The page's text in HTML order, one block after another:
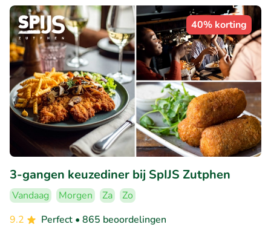
40% korting
3-gangen keuzediner bij SpIJS Zutphen
Vandaag Morgen Za
Zo
9.2
Perfect • 865 beoordelingen